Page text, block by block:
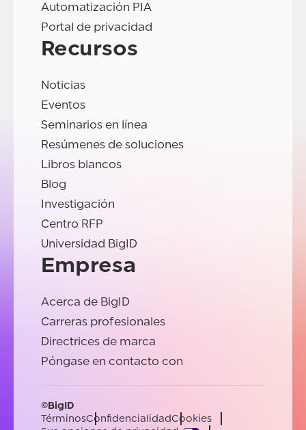
Automatización PIA
Portal de privacidad
Recursos
Noticias
Eventos
Seminarios en línea
Resúmenes de soluciones
Libros blancos
Blog
Investigación
Centro RFP
Universidad BigID
Empresa
Acerca de BigID
Carreras profesionales
Directrices de marca
Póngase en contacto con
©BigID
TérminosConfidencialidadCookies